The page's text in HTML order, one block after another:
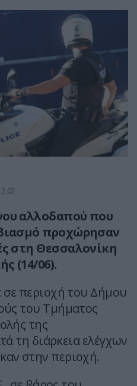
αλλοδαπού που
προχώρησαν
στη Θεσσαλονίκη
(14/06).
σε περιοχή του Δήμου
του Τμήματος
της
τη διάρκεια ελέγχων
στην περιοχή.